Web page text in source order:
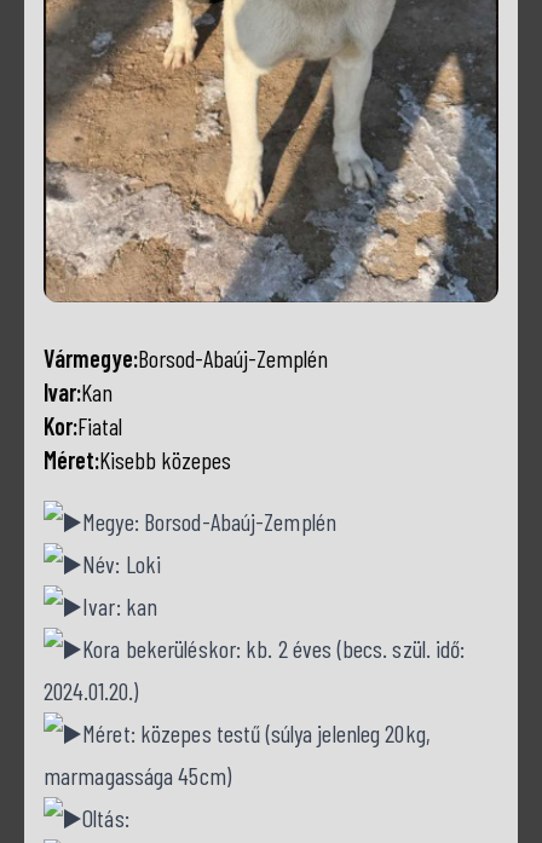
Vármegye:Borsod-Abaúj-Zemplén
Ivar:Kan
Kor:Fiatal
Méret:Kisebb közepes
Megye: Borsod-Abaúj-Zemplén
Név: Loki
Ivar: kan
Kora bekerüléskor: kb. 2 éves (becs. szül. idő:
2024.01.20.)
Méret: közepes testű (súlya jelenleg 20kg,
marmagassága 45cm)
Oltás: